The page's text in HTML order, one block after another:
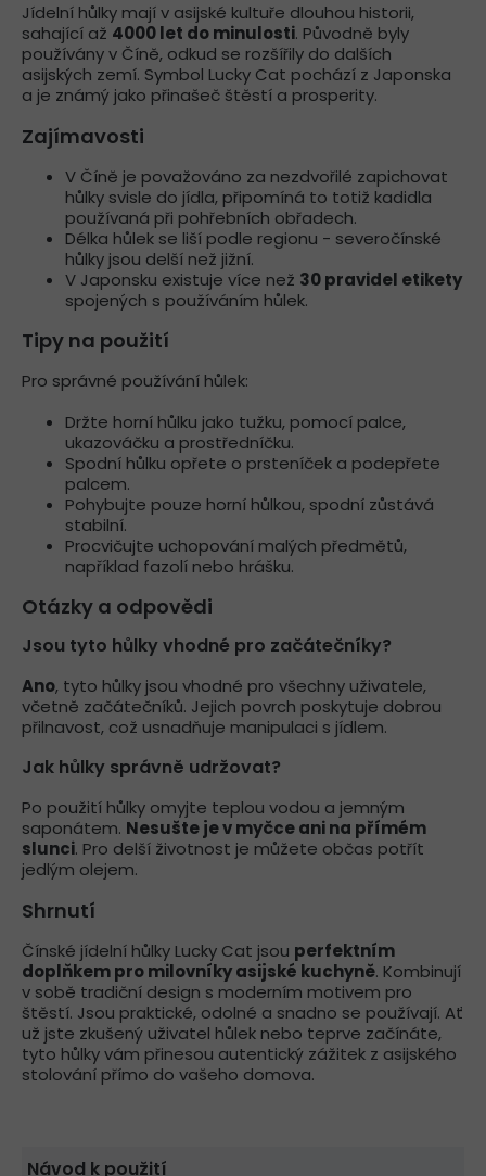
Jídelní hůlky mají v asijské kultuře dlouhou historii,
sahající až 4000 let do minulosti. Původně byly
používány v Číně, odkud se rozšířily do dalších
asijských zemí. Symbol Lucky Cat pochází z Japonska
a je známý jako přinašeč štěstí a prosperity.
Zajímavosti
V Číně je považováno za nezdvořilé zapichovat
hůlky svisle do jídla, připomíná to totiž kadidla
používaná při pohřebních obřadech.
Délka hůlek se liší podle regionu - severočínské
hůlky jsou delší než jižní.
V Japonsku existuje více než 30 pravidel etikety
spojených s používáním hůlek.
Tipy na použití
Pro správné používání hůlek:
Držte horní hůlku jako tužku, pomocí palce,
ukazováčku a prostředníčku.
Spodní hůlku opřete o prsteníček a podepřete
palcem.
Pohybujte pouze horní hůlkou, spodní zůstává
stabilní.
Procvičujte uchopování malých předmětů,
například fazolí nebo hrášku.
Otázky a odpovědi
Jsou tyto hůlky vhodné pro začátečníky?
Ano, tyto hůlky jsou vhodné pro všechny uživatele,
včetně začátečníků. Jejich povrch poskytuje dobrou
přilnavost, což usnadňuje manipulaci s jídlem.
Jak hůlky správně udržovat?
Po použití hůlky omyjte teplou vodou a jemným
saponátem. Nesušte je v myčce ani na přímém
slunci. Pro delší životnost je můžete občas potřít
jedlým olejem.
Shrnutí
Čínské jídelní hůlky Lucky Cat jsou perfektním
doplňkem pro milovníky asijské kuchyně. Kombinují
v sobě tradiční design s moderním motivem pro
štěstí. Jsou praktické, odolné a snadno se používají. Ať
už jste zkušený uživatel hůlek nebo teprve začínáte,
tyto hůlky vám přinesou autentický zážitek z asijského
stolování přímo do vašeho domova.
Návod k použití